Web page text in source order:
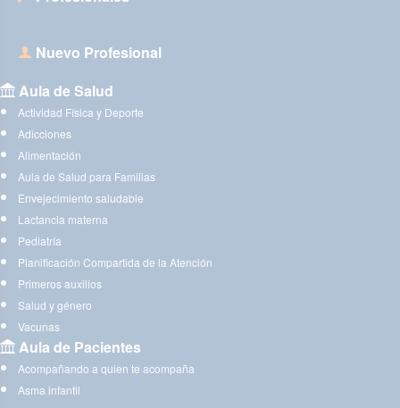
Nuevo Profesional
Aula de Salud
Actividad Física y Deporte
Adicciones
Alimentación
Aula de Salud para Familias
Envejecimiento saludable
Lactancia materna
Pediatría
Planificación Compartida de la Atención
Primeros auxilios
Salud y género
Vacunas
Aula de Pacientes
Acompañando a quien te acompaña
Asma infantil